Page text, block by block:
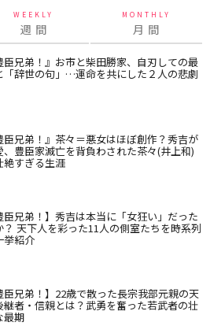
WEEKLY
週 間
MONTHLY
月 間
臣兄弟！』お市と柴田勝家、自刃しての最
「辞世の句」…運命を共にした２人の悲劇
臣兄弟！』茶々＝悪女はほぼ創作？秀吉が
、豊臣家滅亡を背負わされた茶々(井上和)
絶すぎる生涯
臣兄弟！】秀吉は本当に「女狂い」だった
？ 天下人を彩った11人の側室たちを時系列
挙紹介
臣兄弟！】22歳で散った長宗我部元親の天
継者・信親とは？武勇を奮った若武者の壮
最期